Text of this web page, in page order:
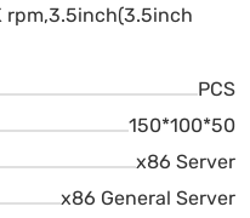
rpm,3.5inch(3.5inch
PCS
150*100*50
x86 Server
x86 General Server